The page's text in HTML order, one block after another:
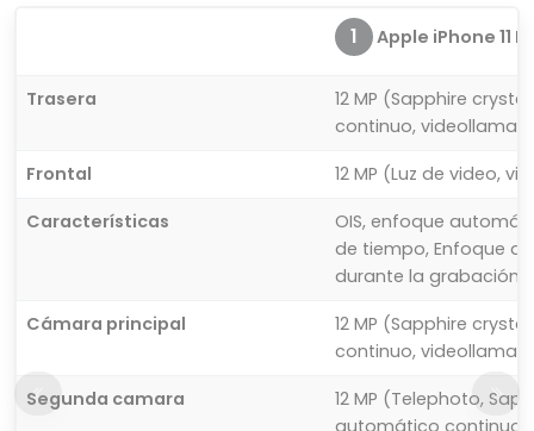
1 Apple iPhone 11
Trasera
12 MP (Sapphire
continuo,
Frontal
12 MP (Luz de video,
Características
OIS, enfoque
de tiempo, Enfoque
durante la grabación
Cámara principal
12 MP (Sapphire
continuo,
Segunda camara
12 MP (Telephoto,
automático continuo,